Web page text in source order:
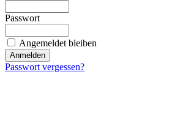
Passwort
Angemeldet bleiben
Passwort vergessen?